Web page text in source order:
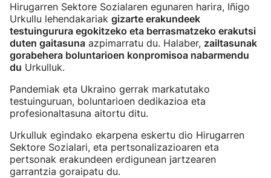
Hirugarren Sektore Sozialaren egunaren harira, Iñigo
Urkullu lehendakariak gizarte erakundeek
testuingurura egokitzeko eta berrasmatzeko erakutsi
duten gaitasuna azpimarratu du. Halaber, zailtasunak
gorabehera boluntarioen konpromisoa nabarmendu
du Urkulluk.
Pandemiak eta Ukraino gerrak markatutako
testuinguruan, boluntarioen dedikazioa eta
profesionaltasuna aitortu ditu.
Urkulluk egindako ekarpena eskertu dio Hirugarren
Sektore Sozialari, eta pertsonalizazioaren eta
pertsonak erakundeen erdigunean jartzearen
garrantzia goraipatu du.